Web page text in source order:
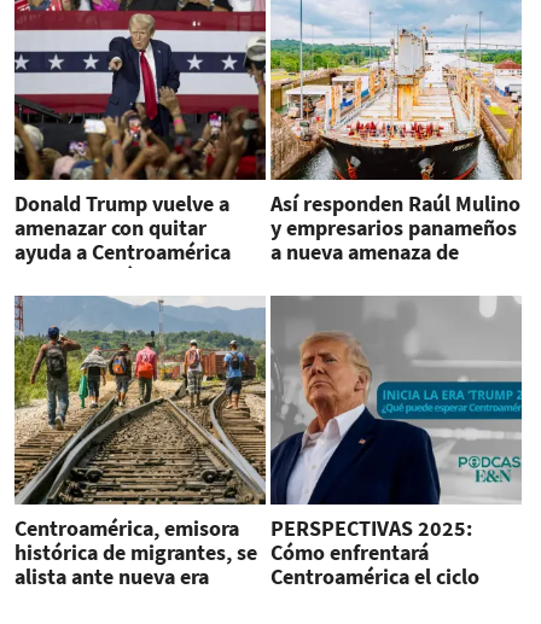
Donald Trump vuelve a
amenazar con quitar
ayuda a Centroamérica
por migración
Así responden Raúl Mulino
y empresarios panameños
a nueva amenaza de
Centroamérica, emisora
histórica de migrantes, se
alista ante nueva era
PERSPECTIVAS 2025:
Cómo enfrentará
Centroamérica el ciclo